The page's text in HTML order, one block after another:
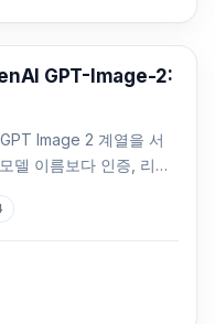
GPT-Image-2:
Image 2 계열을 서
델 이름보다 인증, 리전,